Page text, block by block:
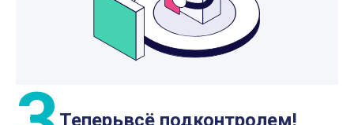
Теперьвсё подконтролем!